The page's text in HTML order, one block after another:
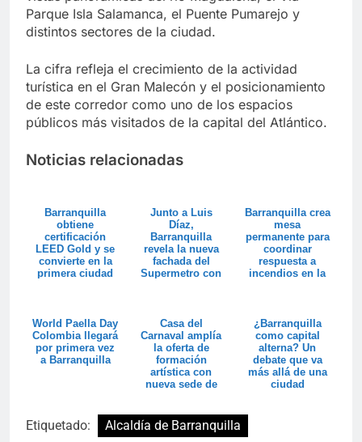
Parque Isla Salamanca, el Puente Pumarejo y
distintos sectores de la ciudad.
La cifra refleja el crecimiento de la actividad
turística en el Gran Malecón y el posicionamiento
de este corredor como uno de los espacios
públicos más visitados de la capital del Atlántico.
Noticias relacionadas
Barranquilla
obtiene
certificación
LEED Gold y se
convierte en la
primera ciudad
Junto a Luis
Díaz,
Barranquilla
revela la nueva
fachada del
Supermetro con
Barranquilla crea
mesa
permanente para
coordinar
respuesta a
incendios en la
World Paella Day
Colombia llegará
por primera vez
a Barranquilla
Casa del
Carnaval amplía
la oferta de
formación
artística con
nueva sede de
¿Barranquilla
como capital
alterna? Un
debate que va
más allá de una
ciudad
Etiquetado:
Alcaldía de Barranquilla